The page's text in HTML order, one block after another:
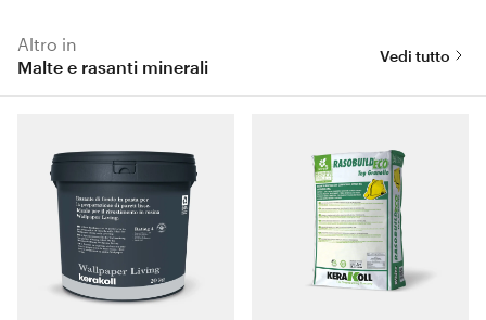
Altro in
Malte e rasanti minerali
Vedi tutto